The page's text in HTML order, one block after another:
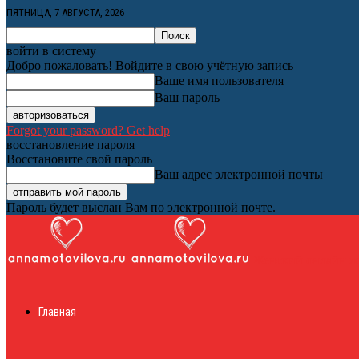
ПЯТНИЦА, 7 АВГУСТА, 2026
войти в систему
Добро пожаловать! Войдите в свою учётную запись
Ваше имя пользователя
Ваш пароль
Forgot your password? Get help
восстановление пароля
Восстановите свой пароль
Ваш адрес электронной почты
Пароль будет выслан Вам по электронной почте.
Главная